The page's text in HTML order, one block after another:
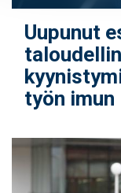
Uupunut
työn imun